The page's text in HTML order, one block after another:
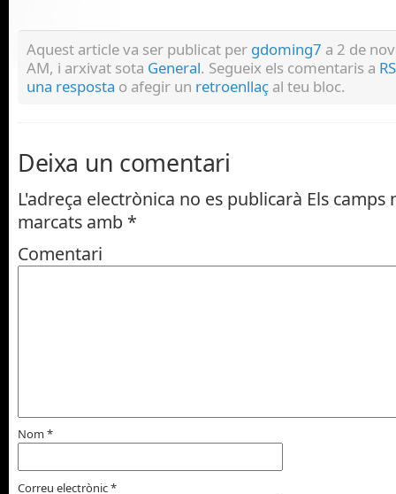
Aquest article va ser publicat per gdoming7 a 2 de
AM, i arxivat sota General. Segueix els comentaris a
una resposta o afegir un retroenllaç al teu bloc.
Deixa un comentari
L'adreça electrònica no es publicarà Els camps
marcats amb *
Comentari
Nom *
Correu electrònic*